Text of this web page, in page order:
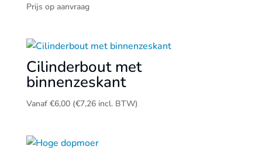
Prijs op aanvraag
Cilinderbout met
binnenzeskant
Vanaf €6,00 (€7,26incl. BTW)